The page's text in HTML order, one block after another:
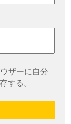
ザーに自分
する。